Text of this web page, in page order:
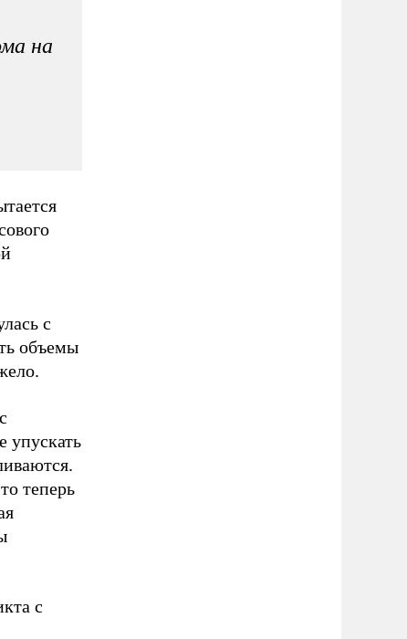
на
с
объемы
упускать
теперь
с